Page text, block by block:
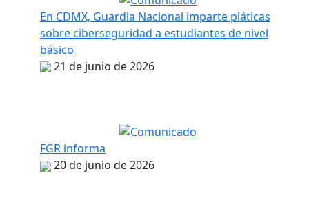
En CDMX, Guardia Nacional imparte pláticas
sobre ciberseguridad a estudiantes de nivel
básico
21 de junio de 2026
FGR informa
20 de junio de 2026